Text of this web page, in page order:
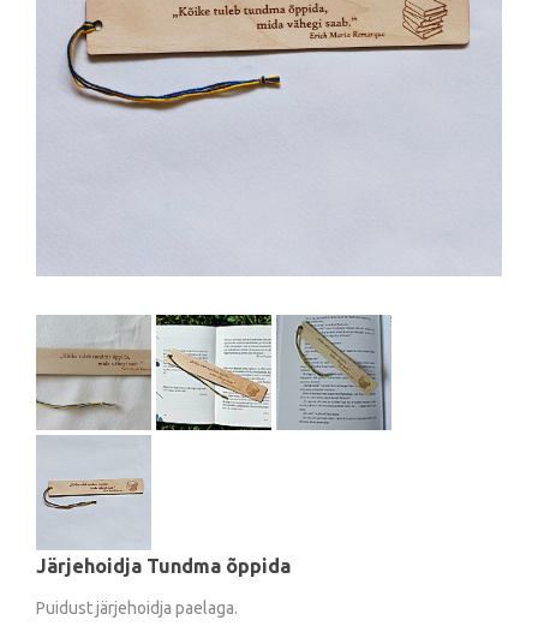
Järjehoidja Tundma õppida
Puidust järjehoidja paelaga.